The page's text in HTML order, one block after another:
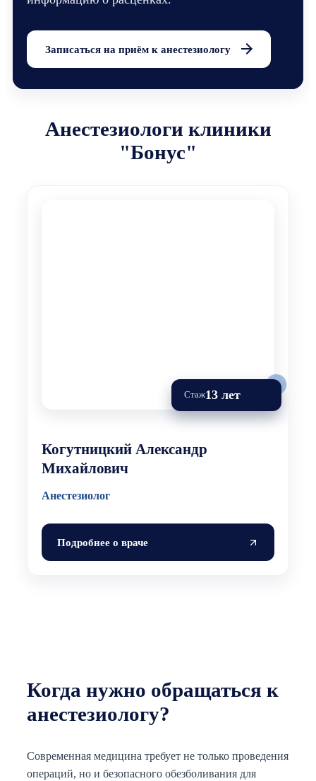
Записаться на приём к анестезиологу
Анестезиологи клиники
"Бонус"
Стаж13 лет
Когутницкий Александр
Михайлович
Анестезиолог
Подробнее о враче
Когда нужно обращаться к
анестезиологу?
Современная медицина требует не только проведения
операций, но и безопасного обезболивания для